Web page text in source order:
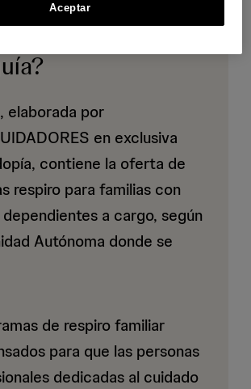
elaborada por
en exclusiva
contiene la oferta de
respiro para familias con
a cargo, según
Autónoma donde se
de respiro familiar
para que las personas
dedicadas al cuidado
Aceptar